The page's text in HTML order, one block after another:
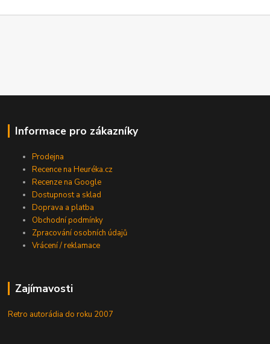
Informace pro zákazníky
Prodejna
Recence na Heuréka.cz
Recenze na Google
Dostupnost a sklad
Doprava a platba
Obchodní podmínky
Zpracování osobních údajů
Vrácení / reklamace
Zajímavosti
Retro autorádia do roku 2007